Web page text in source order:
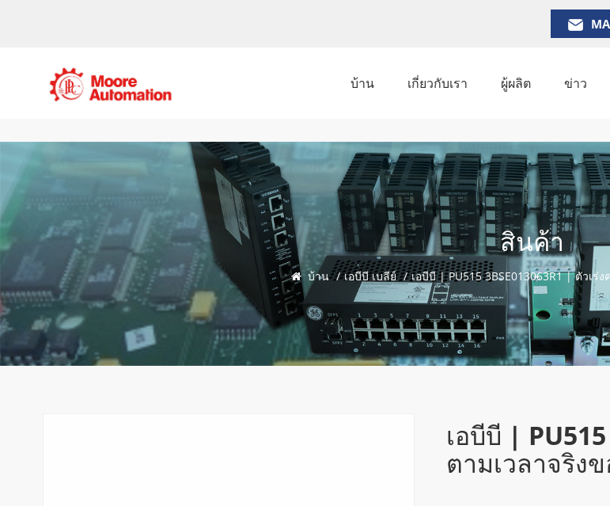
บ้าน เกี่ยวกับเรา ผู้ผลิต ข่าว
สินค้า
บ้าน / เอบีบี เบลีย์ / เอบีบี | PU515 3BSE013063R1 | ตัวเร่
เอบีบี |
ตามเวลาจริง